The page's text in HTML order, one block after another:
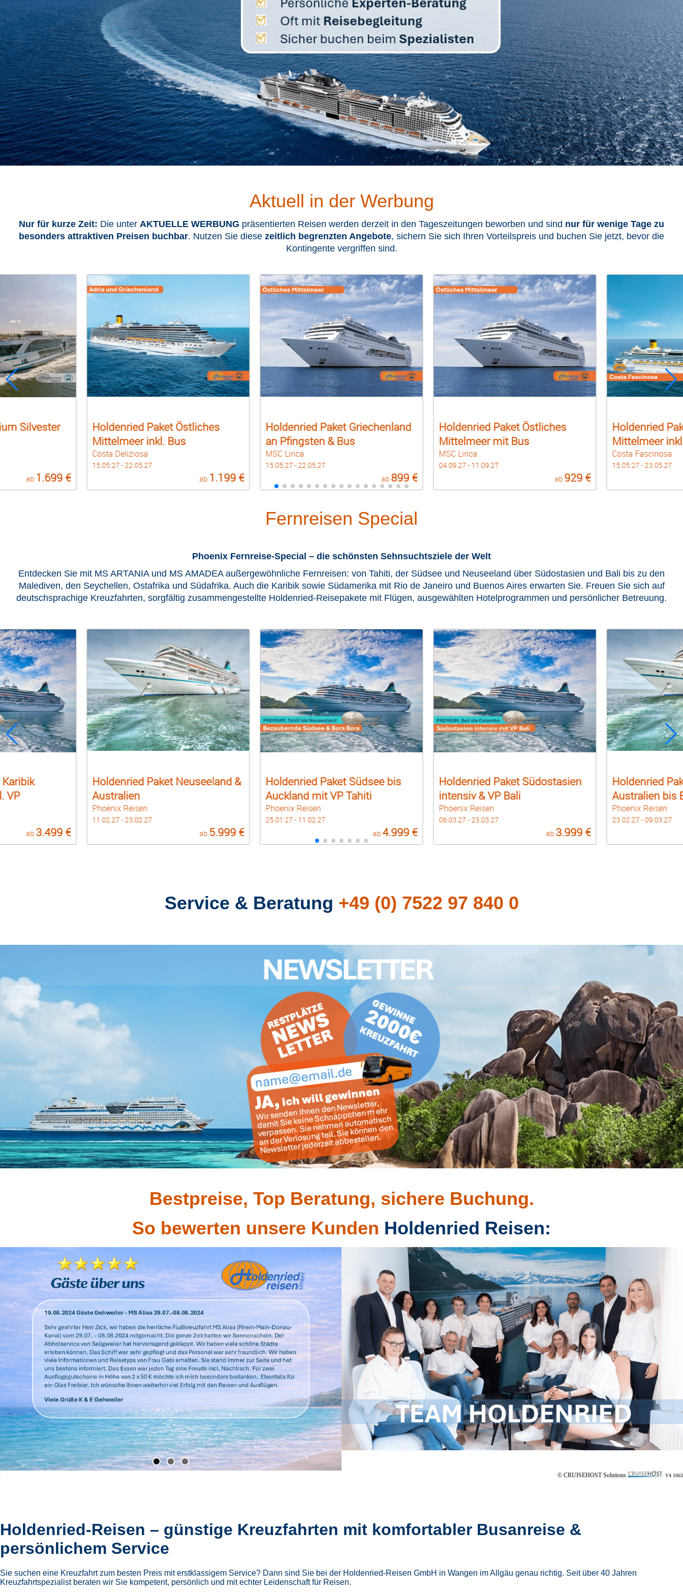
Aktuell in der Werbung
Nur für kurze Zeit: Die unter AKTUELLE WERBUNG präsentierten Reisen werden derzeit in den Tageszeitungen beworben und sind nur für wenige Tage zu
besonders attraktiven Preisen buchbar. Nutzen Sie diese zeitlich begrenzten Angebote, sichern Sie sich Ihren Vorteilspreis und buchen Sie jetzt, bevor die
Kontingente vergriffen sind.
ab 1.199 €
Holdenried Paket Griechenland
an Pfingsten & Bus
MSC Lirica
15.05.27 - 22.05.27
ab899 €
Holdenried Paket Östliches
Mittelmeer mit Bus
MSC Lirica
04.09.27 - 11.09.27
ab 929 €
Holdenried Paket Westliches
Mittelmeer inkl. Bus
Costa Fascinosa
15.05.27 - 23.05.27
ab 999 €
Holdenried
Mittelmeer
Costa Toscana
15.05.27 - 22.05.27
Fernreisen Special
Phoenix Fernreise-Special – die schönsten Sehnsuchtsziele der Welt
Entdecken Sie mit MS ARTANIA und MS AMADEA außergewöhnliche Fernreisen: von Tahiti, der Südsee und Neuseeland über Südostasien und Bali bis zu den
Malediven, den Seychellen, Ostafrika und Südafrika. Auch die Karibik sowie Südamerika mit Rio de Janeiro und Buenos Aires erwarten Sie. Freuen Sie sich auf
deutschsprachige Kreuzfahrten, sorgfältig zusammengestellte Holdenried-Reisepakete mit Flügen, ausgewählten Hotelprogrammen und persönlicher Betreuung.
&
ab 5.999 €
Holdenried Paket Südsee bis
Auckland mit VP Tahiti
Phoenix Reisen
25.01.27 - 11.02.27
ab 4.999 €
Holdenried Paket Südostasien
intensiv & VP Bali
Phoenix Reisen
06.03.27 - 23.03.27
ab3.999 €
Holdenried Paket Ayers Rock &
Australien bis Bali
Phoenix Reisen
23.02.27 - 09.03.27
ab 5.999 €
Holdenried
Südafrikas
Phoenix Reisen
03.04.27 - 19.04.27
Service & Beratung +49 (0) 7522 97 840 0
Bestpreise, Top Beratung, sichere Buchung.
So bewerten unsere Kunden Holdenried Reisen:
© CRUISEHOST Solutions V4.1663
Holdenried-Reisen – günstige Kreuzfahrten mit komfortabler Busanreise &
persönlichem Service
Sie suchen eine Kreuzfahrt zum besten Preis mit erstklassigem Service? Dann sind Sie bei der Holdenried-Reisen GmbH in Wangen im Allgäu genau richtig. Seit über 40 Jahren
Kreuzfahrtspezialist beraten wir Sie kompetent, persönlich und mit echter Leidenschaft für Reisen.